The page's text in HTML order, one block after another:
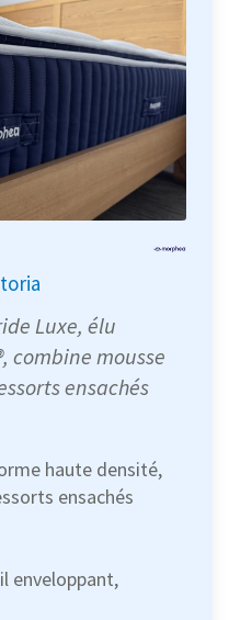
Luxe, élu
combine mousse
ensachés
haute densité,
ensachés
enveloppant,